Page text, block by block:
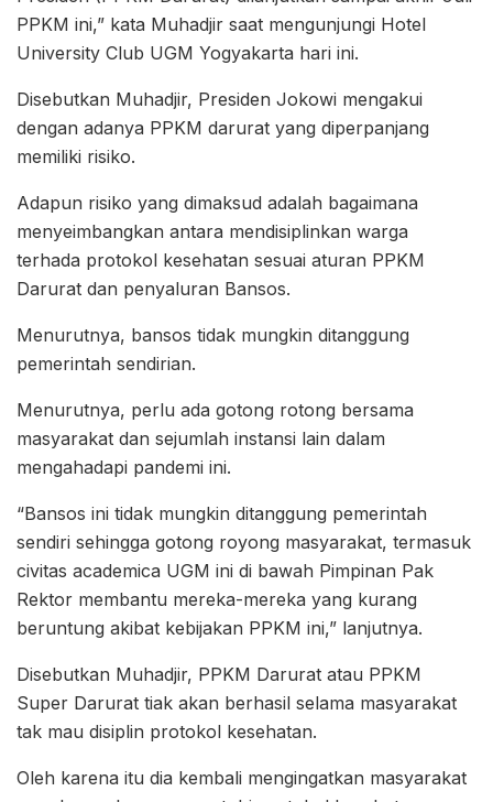
PPKM ini,” kata Muhadjir saat mengunjungi Hotel
University Club UGM Yogyakarta hari ini.
Disebutkan Muhadjir, Presiden Jokowi mengakui
dengan adanya PPKM darurat yang diperpanjang
memiliki risiko.
Adapun risiko yang dimaksud adalah bagaimana
menyeimbangkan antara mendisiplinkan warga
terhada protokol kesehatan sesuai aturan PPKM
Darurat dan penyaluran Bansos.
Menurutnya, bansos tidak mungkin ditanggung
pemerintah sendirian.
Menurutnya, perlu ada gotong rotong bersama
masyarakat dan sejumlah instansi lain dalam
mengahadapi pandemi ini.
“Bansos ini tidak mungkin ditanggung pemerintah
sendiri sehingga gotong royong masyarakat, termasuk
civitas academica UGM ini di bawah Pimpinan Pak
Rektor membantu mereka-mereka yang kurang
beruntung akibat kebijakan PPKM ini,” lanjutnya.
Disebutkan Muhadjir, PPKM Darurat atau PPKM
Super Darurat tiak akan berhasil selama masyarakat
tak mau disiplin protokol kesehatan.
Oleh karena itu dia kembali mengingatkan masyarakat